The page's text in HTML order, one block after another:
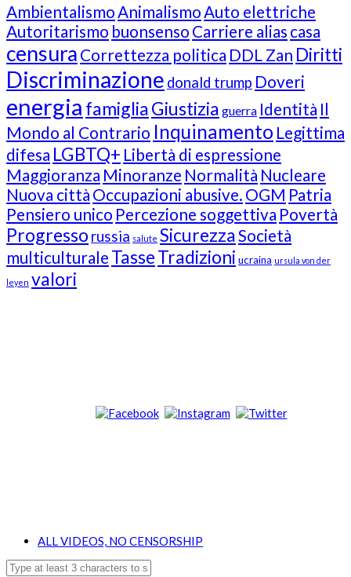
Ambientalismo Animalismo Auto elettriche
Autoritarismo buonsenso Carriere alias casa
censura Correttezza politica DDL Zan Diritti
Discriminazione donald trump Doveri
energia famigliaGiustizia guerra Identità Il
Mondo al Contrario Inquinamento Legittima
difesa LGBTQ+ Libertà di espressione
Maggioranza Minoranze Normalità Nucleare
Nuova città Occupazioni abusive. OGM Patria
Pensiero unico Percezione soggettiva Povertà
Progresso russia salute SicurezzaSocietà
multiculturale TasseTradizioni ucraina ursula von der
leyen valori
ALL VIDEOS, NO CENSORSHIP